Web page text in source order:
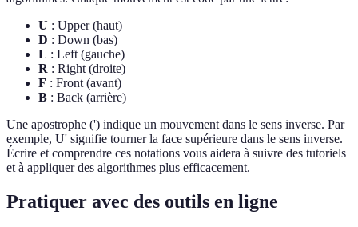
U : Upper (haut)
D : Down (bas)
L : Left (gauche)
R : Right (droite)
F : Front (avant)
B : Back (arrière)
Une apostrophe (') indique un mouvement dans le sens inverse. Par
exemple, U' signifie tourner la face supérieure dans le sens inverse.
Écrire et comprendre ces notations vous aidera à suivre des tutoriels
et à appliquer des algorithmes plus efficacement.
Pratiquer avec des outils en ligne